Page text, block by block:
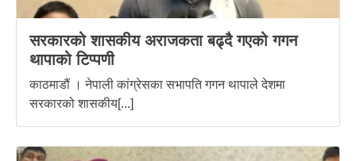
सरकारको शासकीय अराजकता बढ्दै गएको गगन
थापाको टिप्पणी
काठमाडौं । नेपाली कांग्रेसका सभापति गगन थापाले देशमा
सरकारको शासकीय[...]